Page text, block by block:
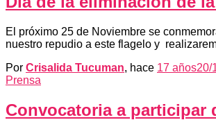
El próximo 25 de Noviembre se
nuestro repudio a este flagelo y
Por Crisalida Tucuman, hace 17 años20/
Prensa
Convocatoria a participar